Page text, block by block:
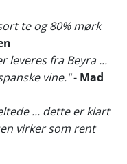
te og 80% mørk
leveres fra Beyra ...
vine."- Mad
... dette er klart
virker som rent